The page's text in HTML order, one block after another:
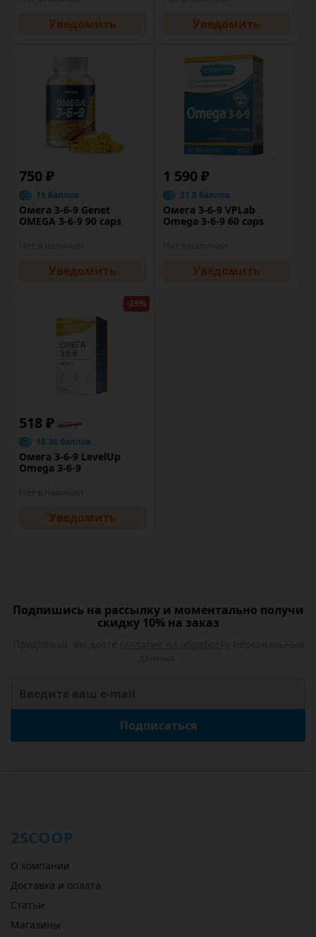
Уведомить Уведомить
750 ₽
15 баллов
Омега 3-6-9 Genet
OMEGA 3-6-9 90 caps
Уведомить
1 590 ₽
31.8 баллов
Омега 3-6-9 VPLab
Omega 3-6-9 60 caps
Уведомить
-25%
518 ₽ 690 ₽
10.36 баллов
Омега 3-6-9 LevelUp
Omega 3-6-9
Уведомить
Подпишись на рассылку и моментально получи
скидку 10% на заказ
Подписаться
2SCOOP
О компании
Доставка и оплата
Статьи
Магазины